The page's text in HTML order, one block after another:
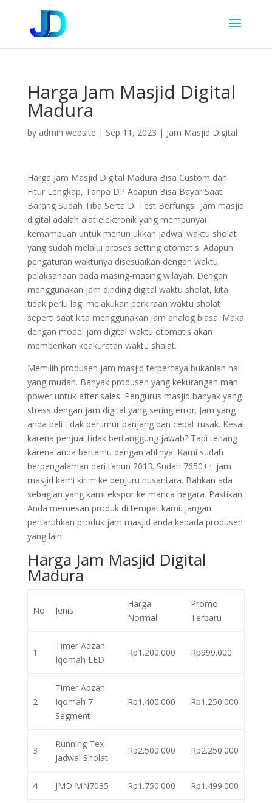
Harga Jam Masjid Digital
Madura
by admin website | Sep 11, 2023 | Jam Masjid Digital
Harga Jam Masjid Digital Madura Bisa Custom dan
Fitur Lengkap, Tanpa DP Apapun Bisa Bayar Saat
Barang Sudah Tiba Serta Di Test Berfungsi. Jam masjid
digital adalah alat elektronik yang mempunyai
kemampuan untuk menunjukkan jadwal waktu sholat
yang sudah melalui proses setting otomatis. Adapun
pengaturan waktunya disesuaikan dengan waktu
pelaksanaan pada masing-masing wilayah. Dengan
menggunakan jam dinding digital waktu sholat, kita
tidak perlu lagi melakukan perkiraan waktu sholat
seperti saat kita menggunakan jam analog biasa. Maka
dengan model jam digital waktu otomatis akan
memberikan keakuratan waktu shalat.
Memilih produsen jam masjid terpercaya bukanlah hal
yang mudah. Banyak produsen yang kekurangan man
power untuk after sales. Pengurus masjid banyak yang
stress dengan jam digital yang sering error. Jam yang
anda beli tidak berumur panjang dan cepat rusak. Kesal
karena penjual tidak bertanggung jawab? Tapi tenang
karena anda bertemu dengan ahlinya. Kami sudah
berpengalaman dari tahun 2013. Sudah 7650++ jam
masjid kami kirim ke penjuru nusantara. Bahkan ada
sebagian yang kami ekspor ke manca negara. Pastikan
Anda memesan produk di tempat kami. Jangan
pertaruhkan produk jam masjid anda kepada produsen
yang lain.
Harga Jam Masjid Digital
Madura
No Jenis
Harga
Normal
Promo
Terbaru
1
Timer Adzan
Iqomah LED
Rp1.200.000 Rp999.000
2
Timer Adzan
Iqomah 7
Segment
Rp1.400.000 Rp1.250.000
3
Running Tex
Jadwal Sholat
Rp2.500.000 Rp2.250.000
4 JMD MN7035 Rp1.750.000 Rp1.499.000